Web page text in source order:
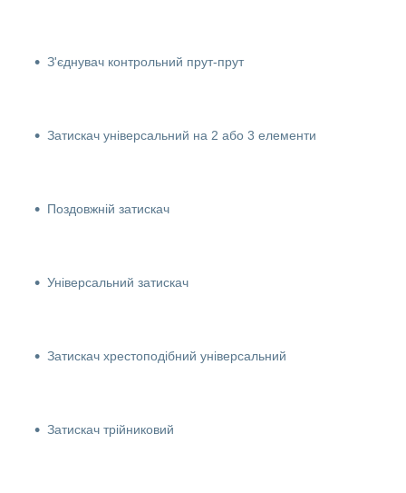
З'єднувач контрольний прут-прут
Затискач універсальний на 2 або 3 елементи
Поздовжній затискач
Універсальний затискач
Затискач хрестоподібний універсальний
Затискач трійниковий